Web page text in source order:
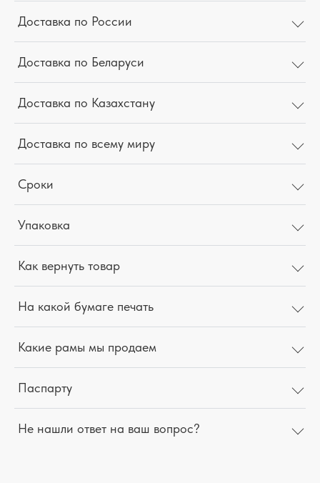
Доставка по России
Доставка по Беларуси
Доставка по Казахстану
Доставка по всему миру
Сроки
Упаковка
Как вернуть товар
На какой бумаге печать
Какие рамы мы продаем
Паспарту
Не нашли ответ на ваш вопрос?